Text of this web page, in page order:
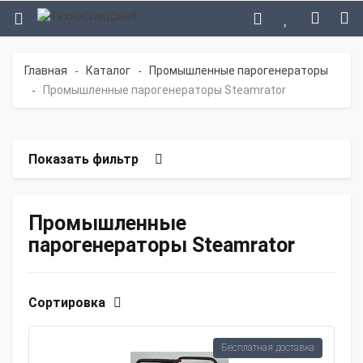
Главная - Каталог - Промышленные парогенераторы
- Промышленные парогенераторы Steamrator
Показать фильтр
Промышленные
парогенераторы Steamrator
Сортировка
Бесплатная доставка